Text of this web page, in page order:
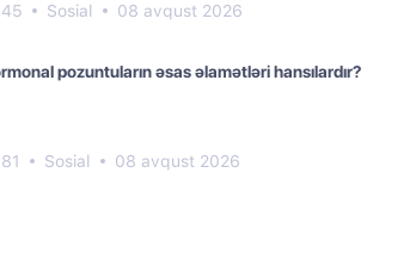
45 Sosial 08 avqust 2026
pozuntuların əsas əlamətləri hansılardır?
81 Sosial 08 avqust 2026